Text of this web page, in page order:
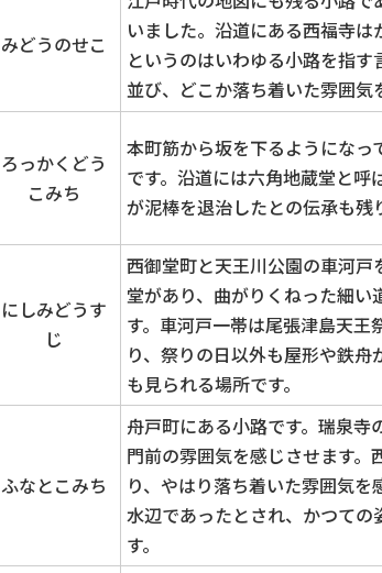
みどうのせこ
いました。沿道にある西福寺
というのはいわゆる小路を指
並び、どこか落ち着いた雰囲気
ろっかくどう
こみち
本町筋から坂を下るようにな
です。沿道には六角地蔵堂と呼
が泥棒を退治したとの伝承も残
にしみどうす
じ
西御堂町と天王川公園の車河
堂があり、曲がりくねった細
す。車河戸一帯は尾張津島天
り、祭りの日以外も屋形や鉄
も見られる場所です。
ふなとこみち
舟戸町にある小路です。瑞泉寺
門前の雰囲気を感じさせます
り、やはり落ち着いた雰囲気
水辺であったとされ、かつて
す。